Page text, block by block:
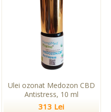
Ulei ozonat Medozon CBD
Antistress, 10 ml
313 Lei